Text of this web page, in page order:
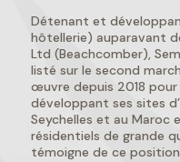
Détenant et
hôtellerie) auparavant
Ltd (Beachcomber),
listé sur le second
œuvre depuis 2018 pour
développant ses sites
Seychelles et au Maroc
résidentiels de grande
témoigne de ce